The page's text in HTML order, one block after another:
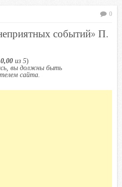
0
событий» П.
0,00 из 5)
вы должны быть
сайта.